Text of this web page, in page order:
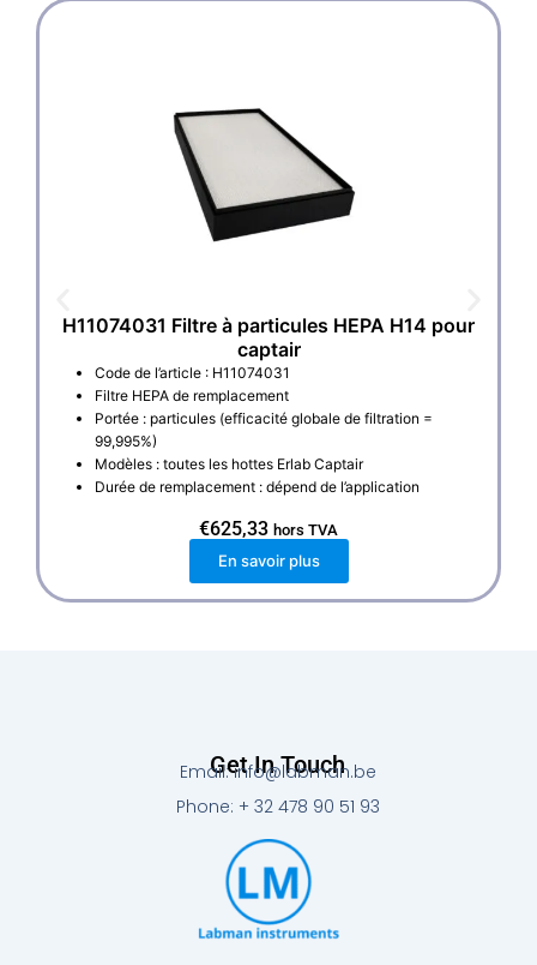
H11074031 Filtre à particules HEPA H14 pour
captair
Code de l’article : H11074031
Filtre HEPA de remplacement
Portée : particules (efficacité globale de filtration =
99,995%)
Modèles : toutes les hottes Erlab Captair
Durée de remplacement : dépend de l’application
€625,33 hors TVA
En savoir plus
Get In Touch
Email: info@labman.be
Phone: + 32 478 90 51 93